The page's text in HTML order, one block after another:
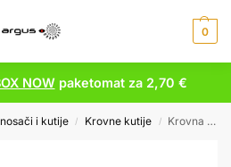
0
NOWpaketomat za 2,70 €
i kutije / Krovne kutije / Krovna kutija G3 Reef 580 – 460 litara